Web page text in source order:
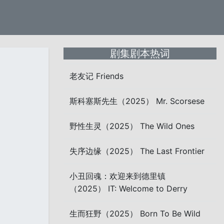
剧集剧本热词
老友记 Friends
斯科塞斯先生（2025） Mr. Scorsese
野性生灵（2025） The Wild Ones
失序边缘（2025） The Last Frontier
小丑回魂：欢迎来到德里镇
（2025） IT: Welcome to Derry
生而狂野（2025） Born To Be Wild